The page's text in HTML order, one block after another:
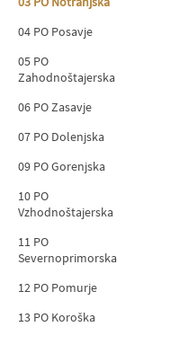
04 PO Posavje
05 PO
Zahodnoštajerska
06 PO Zasavje
07 PO Dolenjska
09 PO Gorenjska
10 PO
Vzhodnoštajerska
11 PO
Severnoprimorska
12 PO Pomurje
13 PO Koroška